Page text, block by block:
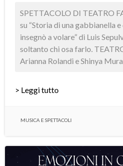
SPETTACOLO DI TEATRO
su “Storia di una gabbianella
insegnò a volare” di Luis
soltanto chi osa farlo.
Arianna Rolandi e Shinya
> Leggi tutto
MUSICA E SPETTACOLI